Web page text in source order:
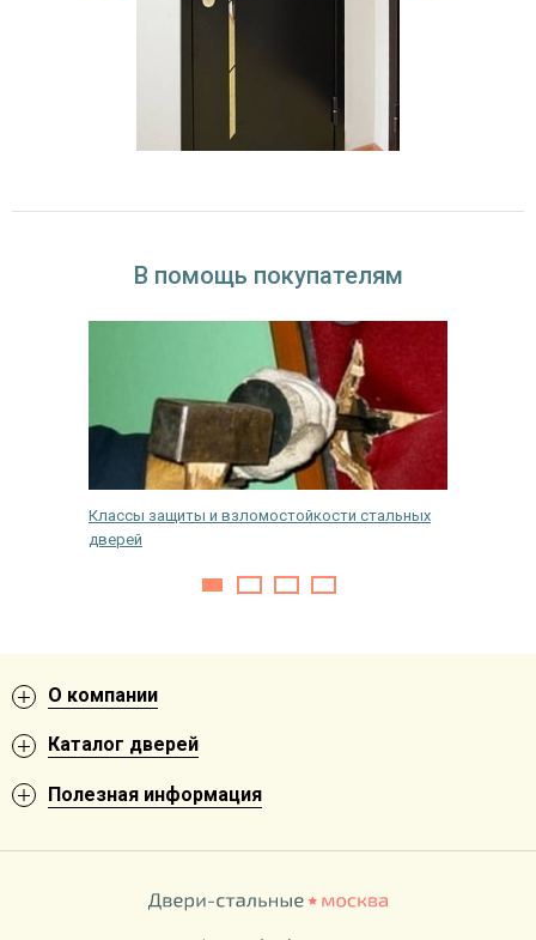
В помощь покупателям
Классы защиты и взломостойкости стальных
дверей
О компании
Каталог дверей
Полезная информация